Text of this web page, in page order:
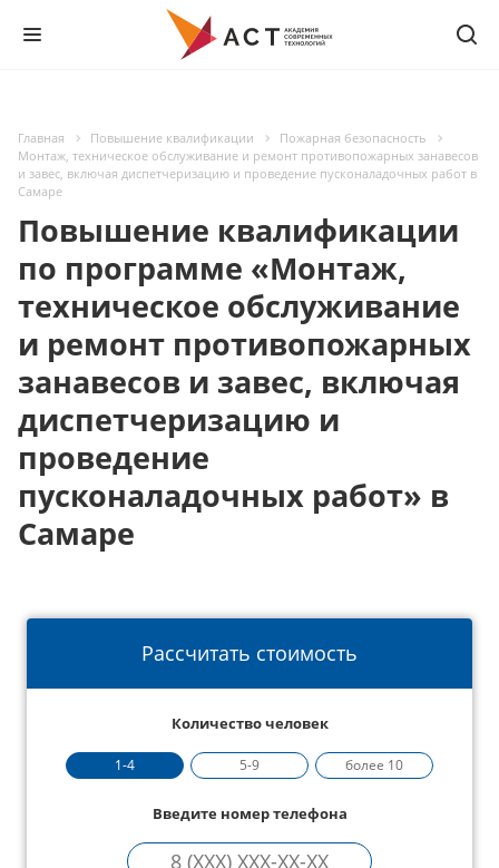
Главная Повышение квалификации
Пожарная безопасность
Монтаж, техническое обслуживание и ремонт противопожарных занавесов
и завес, включая диспетчеризацию и проведение пусконаладочных работ в
Самаре
Повышение квалификации
по программе «Монтаж,
техническое обслуживание
и ремонт противопожарных
занавесов и завес, включая
диспетчеризацию и
проведение
пусконаладочных работ» в
Самаре
Рассчитать стоимость
Количество человек
1-4 5-9 более 10
Введите номер телефона